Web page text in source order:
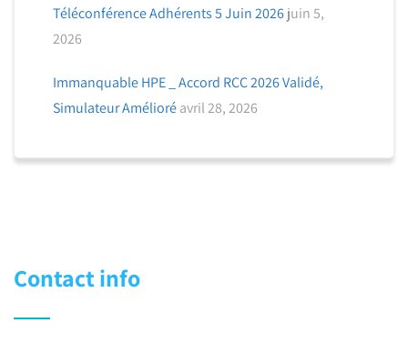
Téléconférence Adhérents 5 Juin 2026 juin 5,
2026
Immanquable HPE _ Accord RCC 2026 Validé,
Simulateur Amélioré avril 28, 2026
Contact info